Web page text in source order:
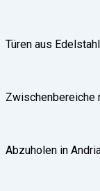
Türen aus
Abzuholen in